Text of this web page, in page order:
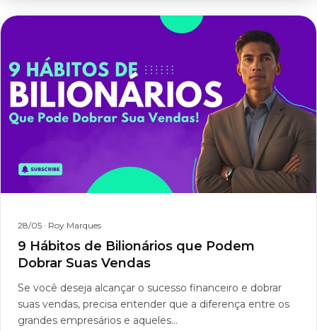
28/05 · Roy Marques
9 Hábitos de Bilionários que Podem
Dobrar Suas Vendas
Se você deseja alcançar o sucesso financeiro e dobrar
suas vendas, precisa entender que a diferença entre os
grandes empresários e aqueles...